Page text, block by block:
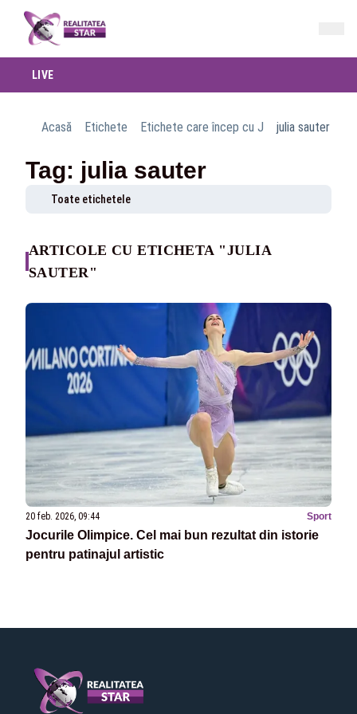
LIVE
Acasă Etichete Etichete care încep cu J julia sauter
Tag: julia sauter
Toate etichetele
ARTICOLE CU ETICHETA "JULIA
SAUTER"
20 feb. 2026, 09:44 Sport
Jocurile Olimpice. Cel mai bun rezultat din istorie
pentru patinajul artistic